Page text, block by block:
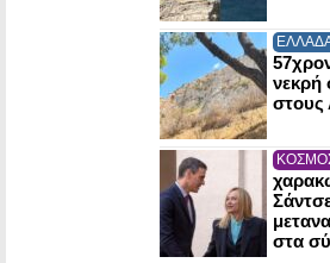
νεκρή
στους
στα